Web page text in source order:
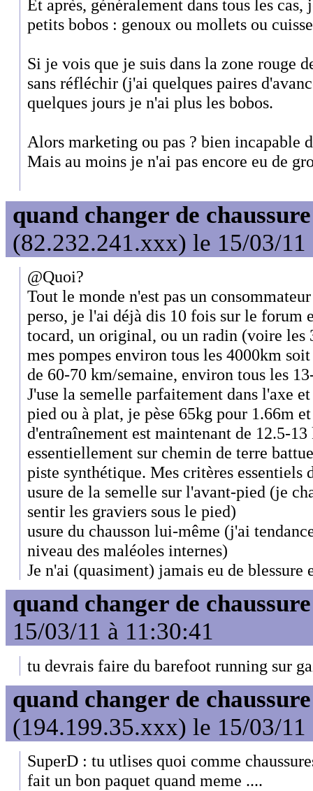
Et après, généralement dans tous les
petits bobos : genoux ou mollets ou
Si je vois que je suis dans la zone rouge
sans réfléchir (j'ai quelques paires
quelques jours je n'ai plus les bobos.
Alors marketing ou pas ? bien incapable
Mais au moins je n'ai pas encore eu de
quand changer de chaussure
(82.232.241.xxx) le 15/03/11
@Quoi?
Tout le monde n'est pas un
perso, je l'ai déjà dis 10 fois sur le forum
tocard, un original, ou un radin (voire les
mes pompes environ tous les 4000km
de 60-70 km/semaine, environ tous les
J'use la semelle parfaitement dans l'axe
pied ou à plat, je pèse 65kg pour 1.66m
d'entraînement est maintenant de 12.5-13
essentiellement sur chemin de terre
piste synthétique. Mes critères essentiels
usure de la semelle sur l'avant-pied (je
sentir les graviers sous le pied)
usure du chausson lui-même (j'ai
niveau des maléoles internes)
Je n'ai (quasiment) jamais eu de blessure
quand changer de chaussure
15/03/11 à 11:30:41
tu devrais faire du barefoot running sur
quand changer de chaussure
(194.199.35.xxx) le 15/03/11
SuperD : tu utlises quoi comme
fait un bon paquet quand meme ....